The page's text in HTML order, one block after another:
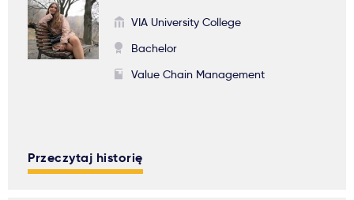
VIA University College
Bachelor
Value Chain Management
Przeczytaj historię